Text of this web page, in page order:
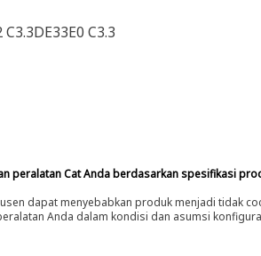
C3.3
peralatan Cat Anda berdasarkan spesifikasi
dapat menyebabkan produk menjadi tidak
Anda dalam kondisi dan asumsi